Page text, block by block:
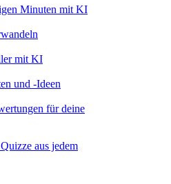
Minuten mit KI
mit KI
und -Ideen
für deine
aus jedem